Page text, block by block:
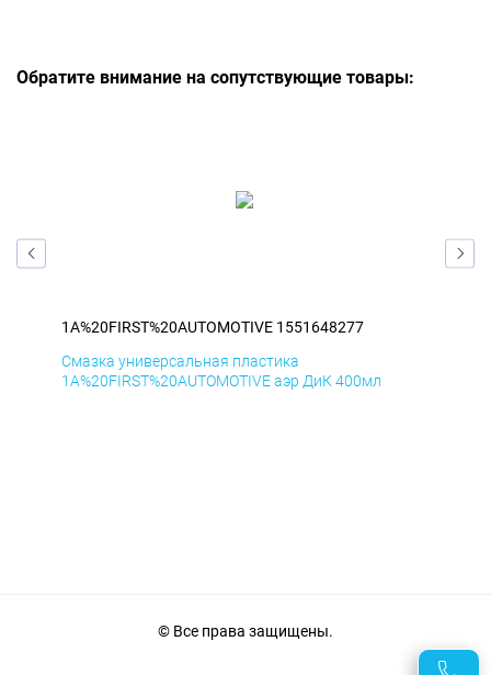
Обратите внимание на сопутствующие товары:
1A%20FIRST%20AUTOMOTIVE 1551648277
Смазка универсальная пластика
1A%20FIRST%20AUTOMOTIVE аэр ДиК 400мл
© Все права защищены.